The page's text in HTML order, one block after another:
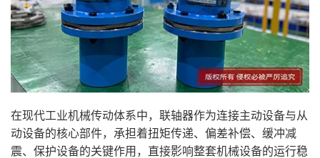
在现代工业机械传动体系中，联轴器作为连接主动设备与从
动设备的核心部件，承担着扭矩传递、偏差补偿、缓冲减
震、保护设备的关键作用，直接影响整套机械设备的运行稳